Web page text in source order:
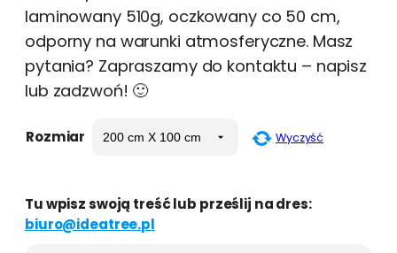
laminowany 510g, oczkowany co 50 cm,
odporny na warunki atmosferyczne. Masz
pytania? Zapraszamy do kontaktu – napisz
lub zadzwoń! 🙂
Rozmiar Wyczyść
Tu wpisz swoją treść lub prześlij na dres:
biuro@ideatree.pl